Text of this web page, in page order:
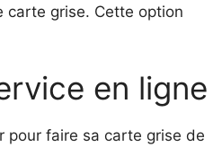
carte grise. Cette option
en ligne
pour faire sa carte grise de